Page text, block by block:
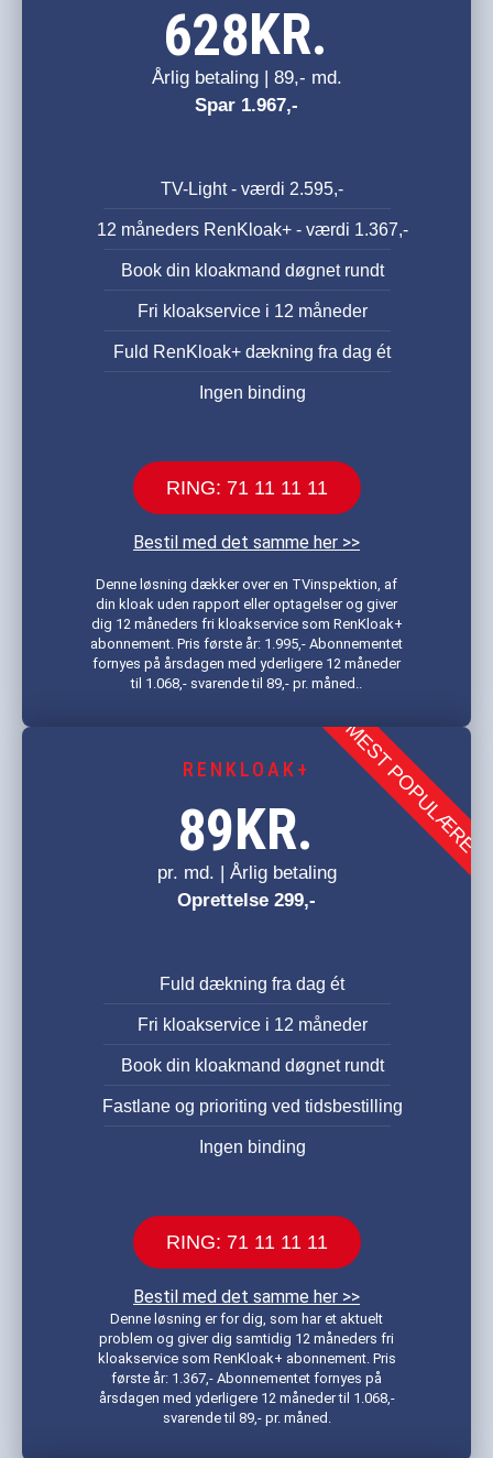
628KR.
Årlig betaling | 89,- md.
Spar 1.967,-
TV-Light - værdi 2.595,-
12 måneders RenKloak+ - værdi 1.367,-
Book din kloakmand døgnet rundt
Fri kloakservice i 12 måneder
Fuld RenKloak+ dækning fra dag ét
Ingen binding
RING: 71 11 11 11
Bestil med det samme her >>
Denne løsning dækker over en TVinspektion, af
din kloak uden rapport eller optagelser og giver
dig 12 måneders fri kloakservice som RenKloak+
abonnement. Pris første år: 1.995,- Abonnementet
fornyes på årsdagen med yderligere 12 måneder
til 1.068,- svarende til 89,- pr. måned..
RENKLOAK+
89KR.
pr. md. | Årlig betaling
Oprettelse 299,-
Fuld dækning fra dag ét
Fri kloakservice i 12 måneder
Book din kloakmand døgnet rundt
Fastlane og prioriting ved tidsbestilling
Ingen binding
RING: 71 11 11 11
Bestil med det samme her >>
Denne løsning er for dig, som har et aktuelt
problem og giver dig samtidig 12 måneders fri
kloakservice som RenKloak+ abonnement. Pris
første år: 1.367,- Abonnementet fornyes på
årsdagen med yderligere 12 måneder til 1.068,-
svarende til 89,- pr. måned.
MEST POPULÆRE